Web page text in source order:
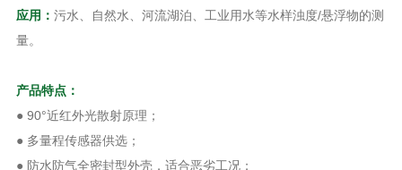
应用： 污水、自然水、河流湖泊、工业用水等水样浊度/悬浮物的测
量。
产品特点：
● 90°近红外光散射原理；
● 多量程传感器供选；
● 防水防气全密封型外壳，适合恶劣工况；